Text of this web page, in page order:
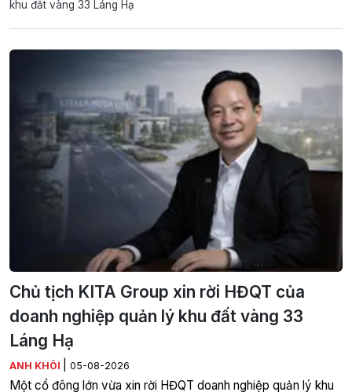
khu đất vàng 33 Láng Hạ
Chủ tịch KITA Group xin rời HĐQT của
doanh nghiệp quản lý khu đất vàng 33
Láng Hạ
ANH KHÔI 05-08-2026
Một cổ đông lớn vừa xin rời HĐQT doanh nghiệp quản lý khu